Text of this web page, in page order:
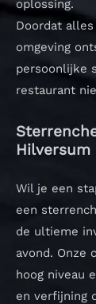
oplossing.
Doordat
omgeving
persoonlijke
restaurant
Hilversum
Wil je een
een
de ultieme
avond. Onze
hoog niveau
en verfijning